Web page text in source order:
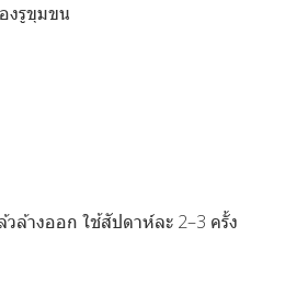
งรูขุมขน
ล้างออก ใช้สัปดาห์ละ 2–3 ครั้ง